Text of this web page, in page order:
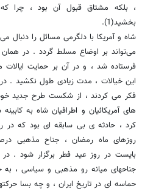
، بلکه مشتاق قبول آن بود ، چرا
بخشید(1).
شاه و آمریکا با دلگرمی مسائل را
می‌تواند بر اوضاع مسلط گردد . در همان
این خیالات ، مدت زیادی طول نکشید . در
فکر می کردند ، از شکست طرح جدید
های آمریکائیان و اطرافیان شاه به
کرد ، حادثه ی بی سابقه ای بود که در
روزهای ماه رمضان ، جناح مذهبی
بایست در روز عید فطر برگزار شود .
جناحهای میانه رو مذهبی و سیاسی ،
حماسه ای در تاریخ ایران ، و چه بسا